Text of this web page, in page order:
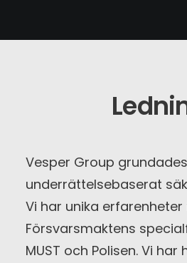
Vesper Group
underrättelsebaserat
Vi har unika erfarenheter
Försvarsmaktens
MUST och Polisen. Vi